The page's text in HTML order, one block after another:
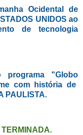
Ocidental de
UNIDOS ao
de tecnologia
programa "Globo
com história de
PAULISTA.